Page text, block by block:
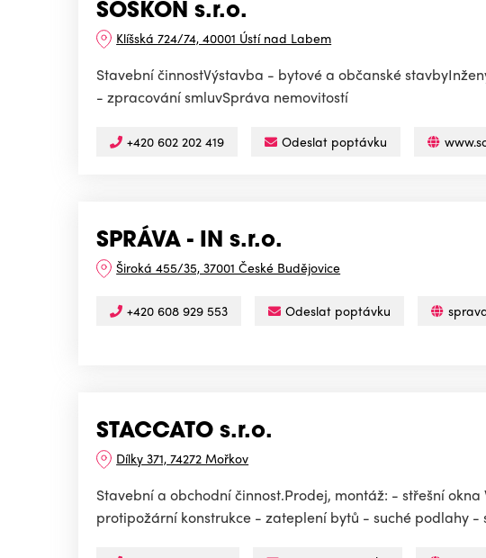
SOSKON s.r.o.
Klíšská 724/74, 40001 Ústí nad Labem
Stavební činnostVýstavba - bytové a občanské
- zpracování smluvSpráva nemovitostí
+420 602 202 419 Odeslat poptávku
SPRÁVA - IN s.r.o.
Široká 455/35, 37001 České Budějovice
+420 608 929 553 Odeslat poptávku
STACCATO s.r.o.
Dílky 371, 74272 Mořkov
Stavební a obchodní činnost.Prodej, montáž: - střešní
protipožární konstrukce - zateplení bytů - suché podlahy -